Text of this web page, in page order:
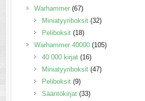
Warhammer (67)
Miniatyyriboksit (32)
Peliboksit (18)
Warhammer 40000 (105)
40 000 kirjat (16)
Miniatyyriboksit (47)
Peliboksit (9)
Sääntökirjat (33)